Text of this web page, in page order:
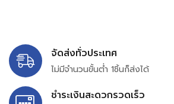
จัดส่งทั่วประเทศ
ไม่มีจำนวนขั้นต่ำ 1ชิ้นก็ส่งได้
ชำระเงินสะดวกรวดเร็ว